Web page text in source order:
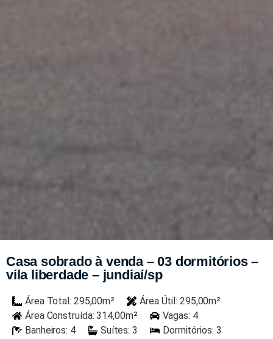
Casa sobrado à venda – 03 dormitórios –
vila liberdade – jundiaí/sp
Área Total: 295,00m²
Área Útil: 295,00m²
Área Construída: 314,00m²
Vagas: 4
Banheiros: 4
Suítes: 3 Dormitórios: 3